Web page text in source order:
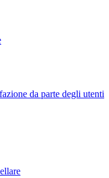
da parte degli utenti